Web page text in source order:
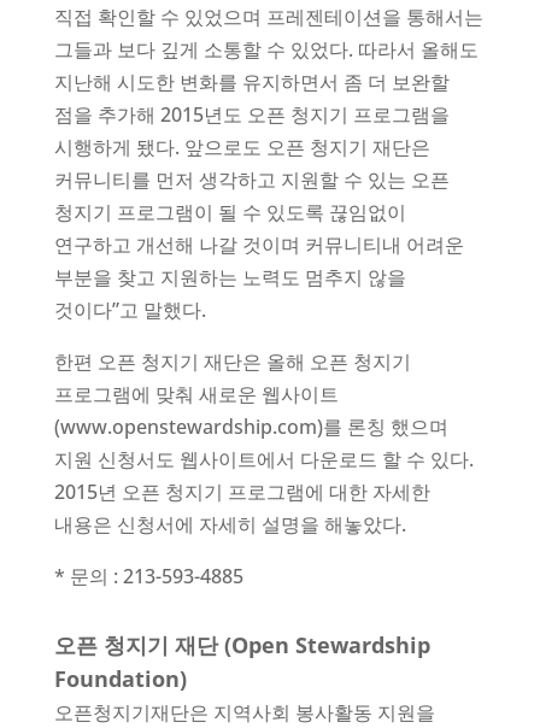
직접 확인할 수 있었으며 프레젠테이션을 통해서는
그들과 보다 깊게 소통할 수 있었다. 따라서 올해도
지난해 시도한 변화를 유지하면서 좀 더 보완할
점을 추가해 2015년도 오픈 청지기 프로그램을
시행하게 됐다. 앞으로도 오픈 청지기 재단은
커뮤니티를 먼저 생각하고 지원할 수 있는 오픈
청지기 프로그램이 될 수 있도록 끊임없이
연구하고 개선해 나갈 것이며 커뮤니티내 어려운
부분을 찾고 지원하는 노력도 멈추지 않을
것이다”고 말했다.
한편 오픈 청지기 재단은 올해 오픈 청지기
프로그램에 맞춰 새로운 웹사이트
(www.openstewardship.com)를 론칭 했으며
지원 신청서도 웹사이트에서 다운로드 할 수 있다.
2015년 오픈 청지기 프로그램에 대한 자세한
내용은 신청서에 자세히 설명을 해놓았다.
* 문의 : 213-593-4885
오픈 청지기 재단 (Open Stewardship
Foundation)
오픈청지기재단은 지역사회 봉사활동 지원을